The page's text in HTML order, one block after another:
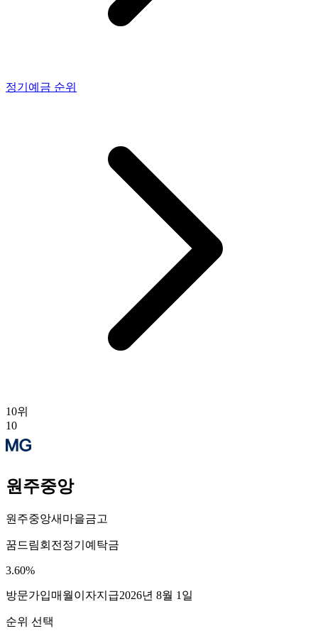
정기예금 순위
10위
10
원주중앙
원주중앙새마을금고
꿈드림회전정기예탁금
3.60%
방문가입매월이자지급2026년 8월 1일
순위 선택